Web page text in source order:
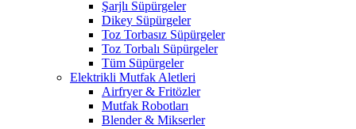
Şarjlı Süpürgeler
Dikey Süpürgeler
Toz Torbasız Süpürgeler
Toz Torbalı Süpürgeler
Tüm Süpürgeler
Elektrikli Mutfak Aletleri
Airfryer & Fritözler
Mutfak Robotları
Blender & Mikserler